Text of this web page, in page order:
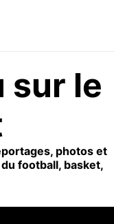
sur le
photos et
football, basket,